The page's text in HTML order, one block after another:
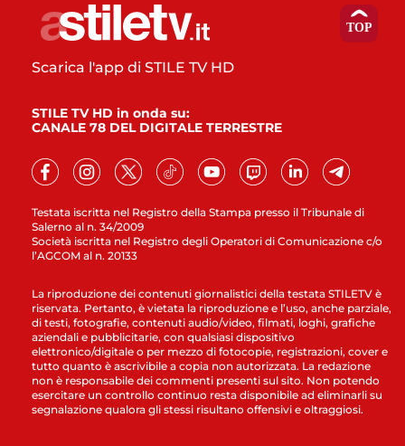
Testata iscritta nel Registro della Stampa presso il Tribunale di
Salerno al n. 34/2009
Società iscritta nel Registro degli Operatori di Comunicazione c/o
l’AGCOM al n. 20133
Scarica l'app di STILE TV HD
STILE TV HD in onda su:
CANALE 78 DEL DIGITALE TERRESTRE
La riproduzione dei contenuti giornalistici della testata STILETV è
riservata. Pertanto, è vietata la riproduzione e l’uso, anche parziale,
di testi, fotografie, contenuti audio/video, filmati, loghi, grafiche
aziendali e pubblicitarie, con qualsiasi dispositivo
elettronico/digitale o per mezzo di fotocopie, registrazioni, cover e
tutto quanto è ascrivibile a copia non autorizzata. La redazione
non è responsabile dei commenti presenti sul sito. Non potendo
esercitare un controllo continuo resta disponibile ad eliminarli su
segnalazione qualora gli stessi risultano offensivi e oltraggiosi.